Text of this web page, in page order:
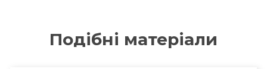
Подібні матеріали